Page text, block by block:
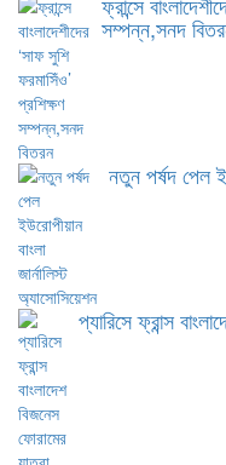
সম্পন্ন,সনদ
নতুন পর্ষদ পেল
প্যারিসে ফ্রান্স